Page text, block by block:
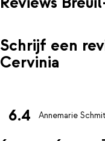
Schrijf een
Cervinia
6.4 Annemarie